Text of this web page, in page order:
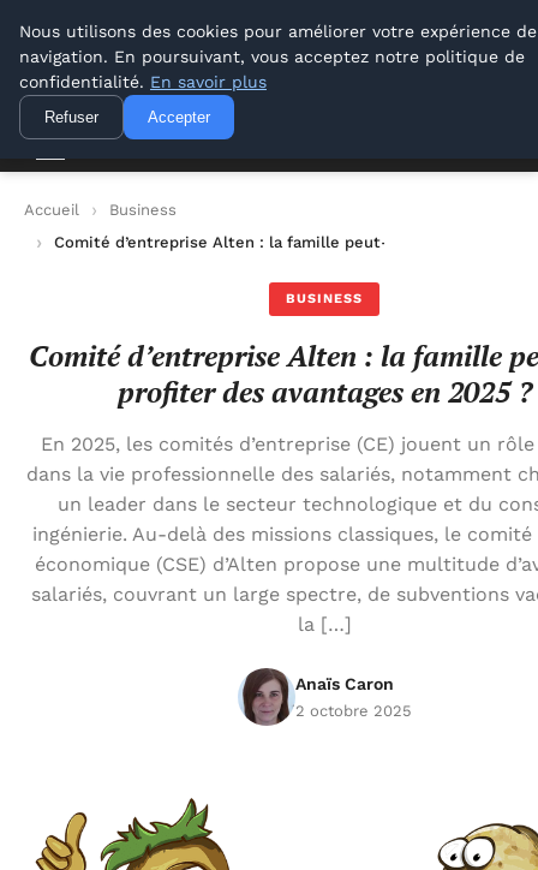
Lyon Photos
Lyon Photos
Accueil
Business
Comité d’entreprise Alten : la famille peut-elle profiter des
BUSINESS
Comité d’entreprise Alten : la famille
profiter des avantages en 2025 ?
En 2025, les comités d’entreprise (CE) jouent un
dans la vie professionnelle des salariés, notamment
un leader dans le secteur technologique et du
ingénierie. Au-delà des missions classiques, le
économique (CSE) d’Alten propose une multitude
salariés, couvrant un large spectre, de subventions
la […]
Anaïs Caron
2 octobre 2025
Nous utilisons des cookies pour améliorer votre expérience de
navigation. En poursuivant, vous acceptez notre politique de
confidentialité. En savoir plus
Refuser Accepter